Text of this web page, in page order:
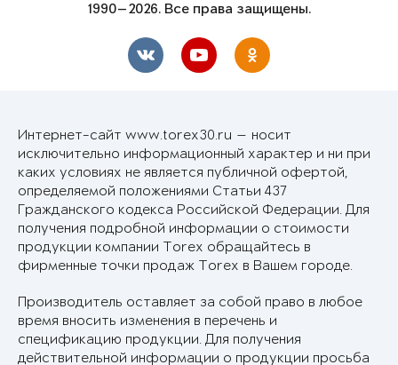
1990—2026. Все права защищены.
Интернет-сайт www.torex30.ru — носит
исключительно информационный характер и ни при
каких условиях не является публичной офертой,
определяемой положениями Статьи 437
Гражданского кодекса Российской Федерации. Для
получения подробной информации о стоимости
продукции компании Torex обращайтесь в
фирменные точки продаж Torex в Вашем городе.
Производитель оставляет за собой право в любое
время вносить изменения в перечень и
спецификацию продукции. Для получения
действительной информации о продукции просьба